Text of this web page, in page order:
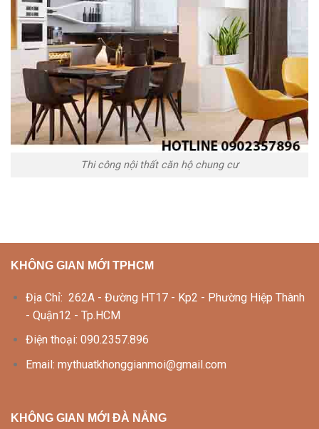
Thi công nội thất căn hộ chung cư
KHÔNG GIAN MỚI TPHCM
Địa Chỉ: 262A - Đường HT17 - Kp2 - Phường Hiệp Thành
- Quận12 - Tp.HCM
Điện thoại: 090.2357.896
Email: mythuatkhonggianmoi@gmail.com
KHÔNG GIAN MỚI ĐÀ NẴNG